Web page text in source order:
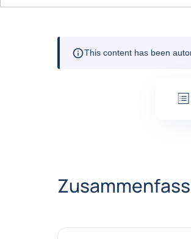
This content has been